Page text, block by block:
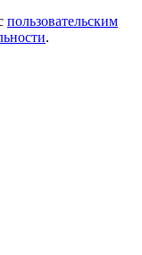
пользовательским
.